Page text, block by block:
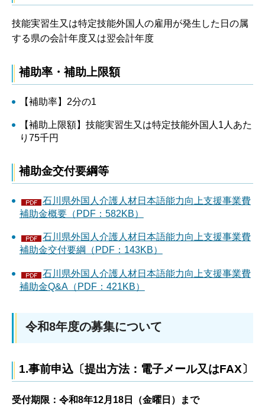
技能実習生又は特定技能外国人の雇用が発生した日の属
する県の会計年度又は翌会計年度
補助率・補助上限額
【補助率】2分の1
【補助上限額】技能実習生又は特定技能外国人1人あた
り75千円
補助金交付要綱等
石川県外国人介護人材日本語能力向上支援事業費
補助金概要（PDF：582KB）
石川県外国人介護人材日本語能力向上支援事業費
補助金交付要綱（PDF：143KB）
石川県外国人介護人材日本語能力向上支援事業費
補助金Q&A（PDF：421KB）
令和8年度の募集について
1.事前申込〔提出方法：電子メール又はFAX〕
受付期限：令和8年12月18日（金曜日）まで